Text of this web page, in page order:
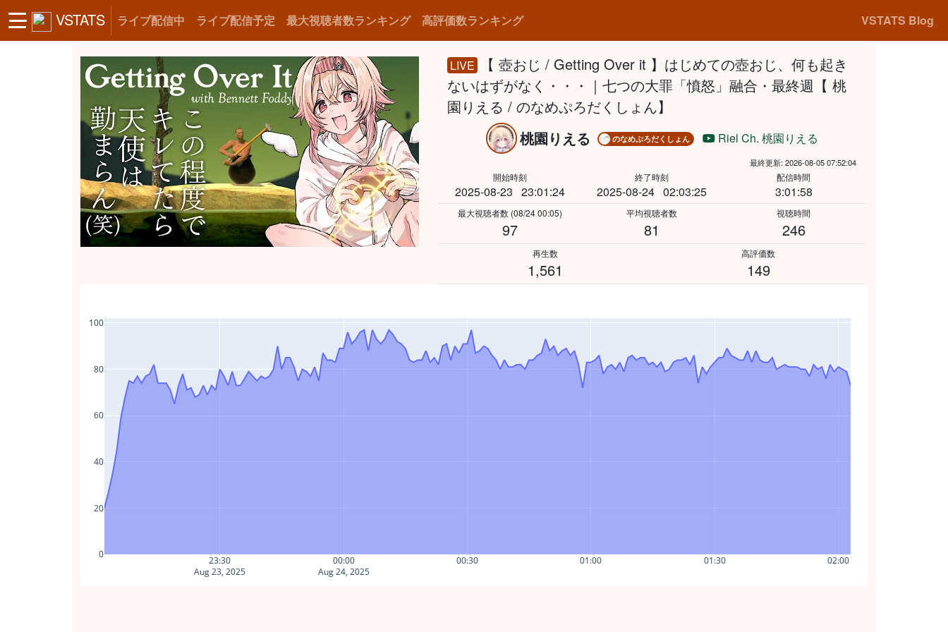
VSTATS ライブ配信中 ライブ配信予定 最大視聴者数ランキング 高評価数ランキング VSTATS Blog
LIVE
【 壺おじ / Getting Over it 】はじめての壺おじ、何も起き
ないはずがなく・・・｜七つの大罪「憤怒」融合・最終週【 桃
園りえる / のなめぷろだくしょん】
桃園りえる
のなめぷろだくしょん Riel Ch. 桃園りえる
最終更新: 2026-08-05 07:52:04
開始時刻
2025-08-23 23:01:24
終了時刻
2025-08-24 02:03:25
配信時間
3:01:58
最大視聴者数 (08/24 00:05)
97
平均視聴者数
81
視聴時間
246
再生数
1,561
高評価数
149
23:30
Aug 23, 2025
00:00
Aug 24, 2025
00:30 01:00 01:30 02:00
0
20
40
60
80
100